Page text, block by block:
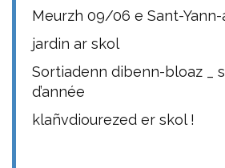
Meurzh 09/06 e Sant-Yann-
jardin ar skol
Sortiadenn dibenn-bloaz _
d’année
klañvdiourezed er skol !